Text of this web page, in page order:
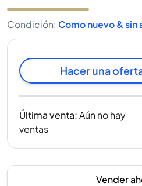
Condición: Como nuevo & sin
Hacer una
Última venta:Aún no hay
ventas
Vender